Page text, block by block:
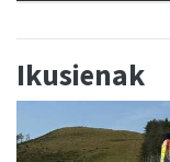
Ikusienak